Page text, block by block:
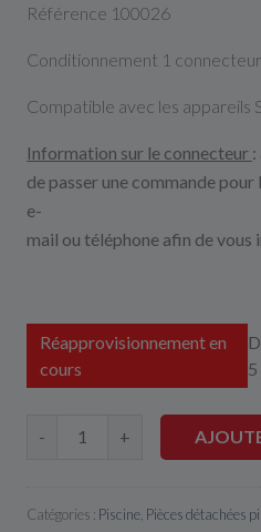
Référence 100026
Conditionnement 1 connecteur
Compatible avec les appareils
Information sur le connecteur :
de passer une commande pour
e-
mail ou téléphone afin devous
Réapprovisionnement en
cours
- +
Catégories : Piscine Pièces détachées